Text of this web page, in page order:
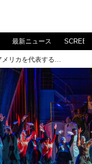
最新ニュース
20世紀アメリカを代表する「エニシング・ゴーズ」の奇才コール・ポーター他、ミュージカルや演劇に欠かせない音楽家たち！